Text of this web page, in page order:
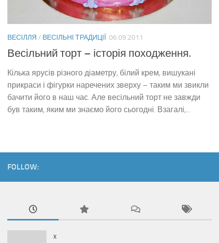
ВЕСІЛЛЯ / ВЕСІЛЬНІ ТРАДИЦІЇ 06.09.2011
Весільний торт – історія походження.
Кілька ярусів різного діаметру, білий крем, вишукані
прикраси і фігурки наречених зверху – таким ми звикли
бачити його в наш час. Але весільний торт не завжди
був таким, яким ми знаємо його сьогодні. Взагалі,...
FOLLOW:
x